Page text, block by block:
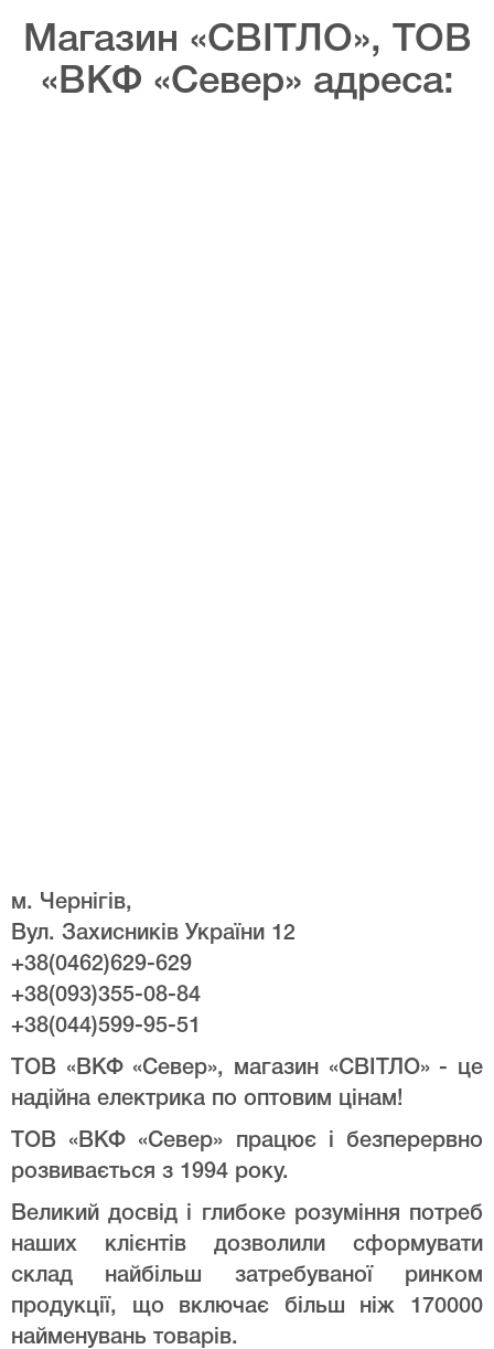
Магазин «СВІТЛО», ТОВ
«ВКФ «Север» адреса:
м. Чернігів,
Вул. Захисників України 12
+38(0462)629-629
+38(093)355-08-84
+38(044)599-95-51
ТОВ «ВКФ «Север», магазин «СВІТЛО» - це
надійна електрика по оптовим цінам!
ТОВ «ВКФ «Север» працює і безперервно
розвивається з 1994 року.
Великий досвід і глибоке розуміння потреб
наших клієнтів дозволили сформувати
склад найбільш затребуваної ринком
продукції, що включає більш ніж 170000
найменувань товарів.